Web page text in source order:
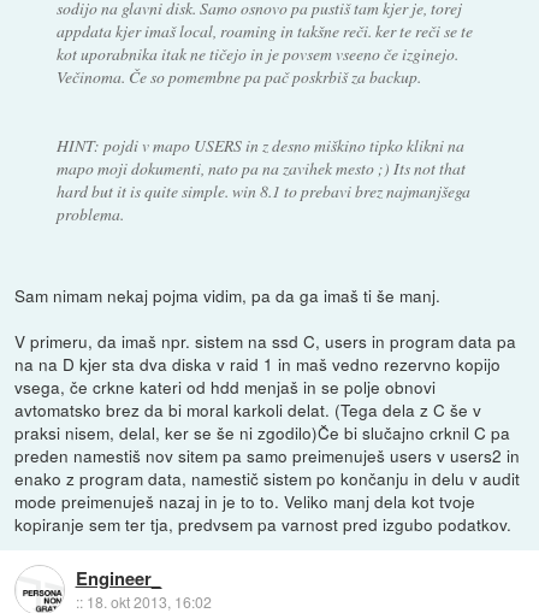
sodijo na glavni disk. Samo osnovo pa pustiš tam kjer je, torej
appdata kjer imaš local, roaming in takšne reči. ker te reči se te
kot uporabnika itak ne tičejo in je povsem vseeno če izginejo.
Večinoma. Če so pomembne pa pač poskrbiš za backup.
HINT: pojdi v mapo USERS in z desno miškino tipko klikni na
mapo moji dokumenti, nato pa na zavihek mesto ;) Its not that
hard but it is quite simple. win 8.1 to prebavi brez najmanjšega
problema.
Sam nimam nekaj pojma vidim, pa da ga imaš ti še manj.
V primeru, da imaš npr. sistem na ssd C, users in program data pa
na na D kjer sta dva diska v raid 1 in maš vedno rezervno kopijo
vsega, če crkne kateri od hdd menjaš in se polje obnovi
avtomatsko brez da bi moral karkoli delat. (Tega dela z C še v
praksi nisem, delal, ker se še ni zgodilo)Če bi slučajno crknil C pa
preden namestiš nov sitem pa samo preimenuješ users v users2 in
enako z program data, namestič sistem po končanju in delu v audit
mode preimenuješ nazaj in je to to. Veliko manj dela kot tvoje
kopiranje sem ter tja, predvsem pa varnost pred izgubo podatkov.
Engineer_
:: 18. okt 2013, 16:02